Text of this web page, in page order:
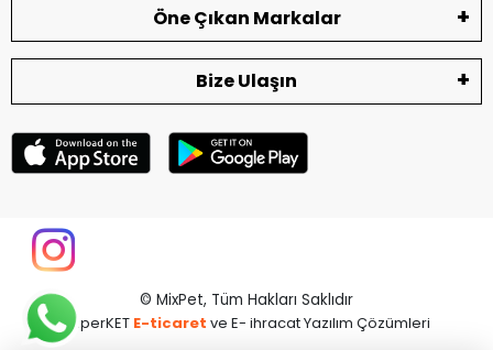
Öne Çıkan Markalar
Bize Ulaşın
© MixPet, Tüm Hakları Saklıdır
superKET E-ticaret ve E- ihracat Yazılım Çözümleri